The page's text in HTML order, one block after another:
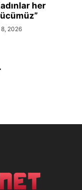
her
2026